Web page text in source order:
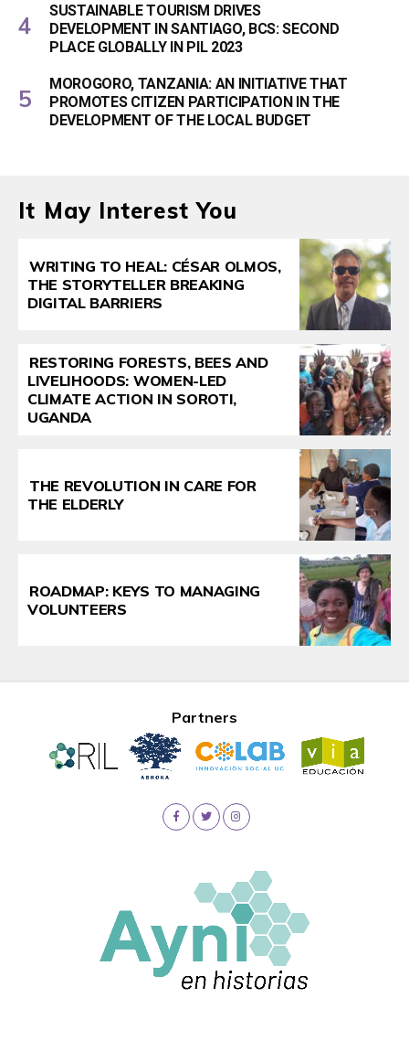
SUSTAINABLE TOURISM DRIVES
DEVELOPMENT IN SANTIAGO, BCS: SECOND
PLACE GLOBALLY IN PIL 2023
MOROGORO, TANZANIA: AN INITIATIVE THAT
PROMOTES CITIZEN PARTICIPATION IN THE
DEVELOPMENT OF THE LOCAL BUDGET
It May Interest You
WRITING TO HEAL: CÉSAR OLMOS,
THE STORYTELLER BREAKING
DIGITAL BARRIERS
RESTORING FORESTS, BEES AND
LIVELIHOODS: WOMEN-LED
CLIMATE ACTION IN SOROTI,
UGANDA
THE REVOLUTION IN CARE FOR
THE ELDERLY
ROADMAP: KEYS TO MANAGING
VOLUNTEERS
Partners